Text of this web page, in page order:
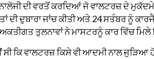
ਦੀ ਵਰਤੋਂ ਕਰਦਿਆਂ ਜੋ ਵਾਲਟਰਜ਼ ਦੇ
ਦੀ ਦੁਬਾਰਾ ਜਾਂਚ ਕੀਤੀ ਅਤੇ 24 ਸਤੰਬਰ ਨੂੰ
ਤੁਲਨਾਵਾਂ ਨੇ ਮਾਸਟਰਨੂੰ ਕਾਰ ਵਿੱਚ
ਕਿ ਵਾਲਟਰਜ਼ ਕਿਸੇ ਵੀ ਆਦਮੀ ਨਾਲ